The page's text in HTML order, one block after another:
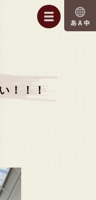
！！！